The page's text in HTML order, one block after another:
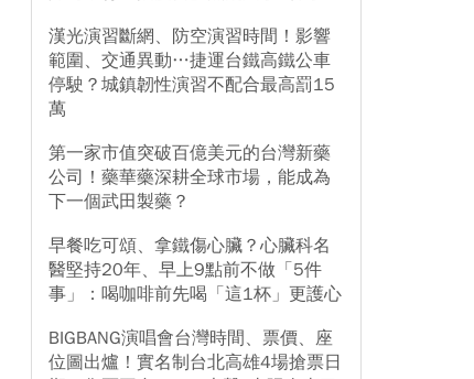
漢光演習斷網、防空演習時間！影響
範圍、交通異動…捷運台鐵高鐵公車
停駛？城鎮韌性演習不配合最高罰15
萬
第一家市值突破百億美元的台灣新藥
公司！藥華藥深耕全球市場，能成為
下一個武田製藥？
早餐吃可頌、拿鐵傷心臟？心臟科名
醫堅持20年、早上9點前不做「5件
事」：喝咖啡前先喝「這1杯」更護心
BIGBANG演唱會台灣時間、票價、座
位圖出爐！實名制台北高雄4場搶票日